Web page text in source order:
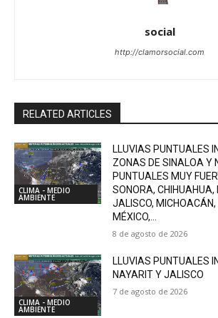
social
http://clamorsocial.com
RELATED ARTICLES
CLIMA - MEDIO
AMBIENTE
LLUVIAS PUNTUALES
ZONAS DE SINALOA Y
PUNTUALES MUY
SONORA, CHIHUAHUA,
JALISCO, MICHOACÁN,
MÉXICO,...
8 de agosto de 2026
CLIMA - MEDIO
AMBIENTE
LLUVIAS PUNTUALES
NAYARIT Y JALISCO
7 de agosto de 2026